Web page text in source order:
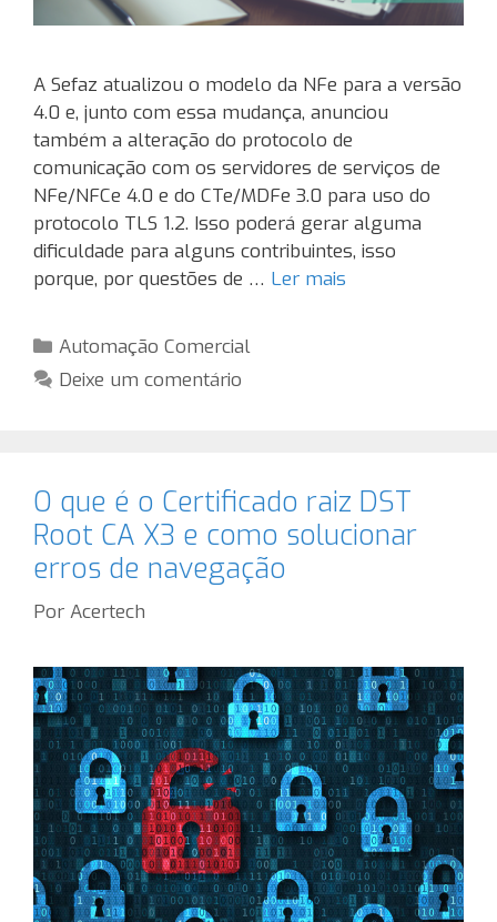
A Sefaz atualizou o modelo da NFe para a versão
4.0 e, junto com essa mudança, anunciou
também a alteração do protocolo de
comunicação com os servidores de serviços de
NFe/NFCe 4.0 e do CTe/MDFe 3.0 para uso do
protocolo TLS 1.2. Isso poderá gerar alguma
dificuldade para alguns contribuintes, isso
porque, por questões de … Ler mais
Categorias
Automação Comercial
Deixe um comentário
O que é o Certificado raiz DST
Root CA X3 e como solucionar
erros de navegação
Por Acertech